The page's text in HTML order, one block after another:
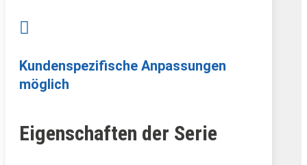

Kundenspezifische Anpassungen
möglich
Eigenschaften der Serie